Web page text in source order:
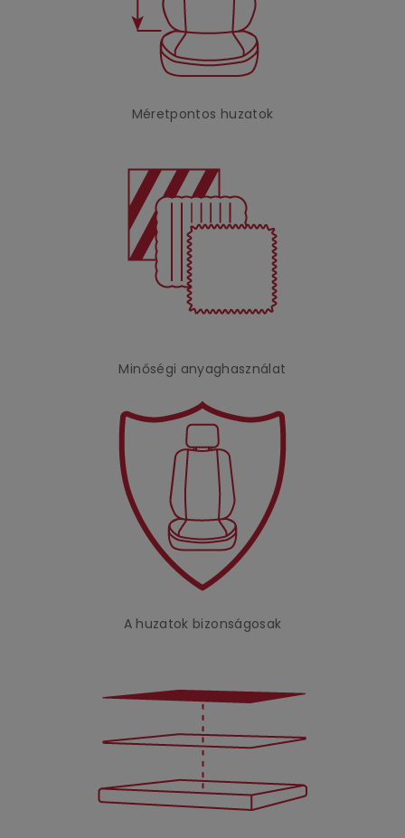
Méretpontos huzatok
Minőségi anyaghasználat
A huzatok bizonságosak